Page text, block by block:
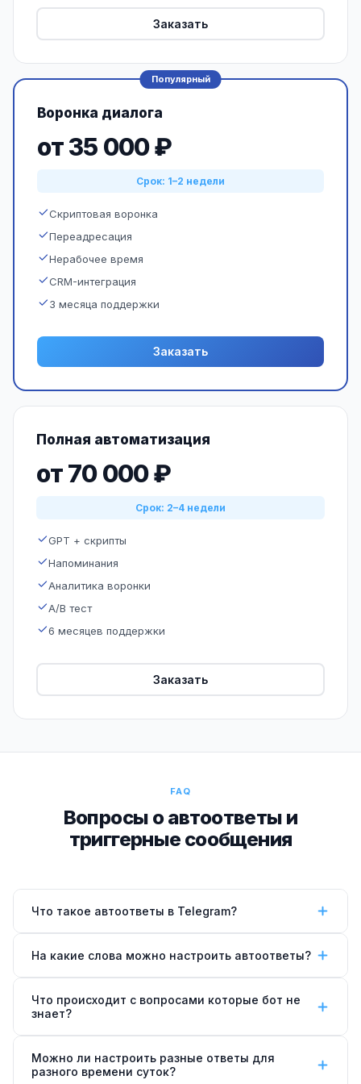
Заказать
Популярный
Воронка диалога
от 35 000 ₽
Срок: 1–2 недели
Скриптовая воронка
Переадресация
Нерабочее время
CRM-интеграция
3 месяца поддержки
Заказать
Полная автоматизация
от 70 000 ₽
Срок: 2–4 недели
GPT + скрипты
Напоминания
Аналитика воронки
A/B тест
6 месяцев поддержки
Заказать
FAQ
Вопросы о автоответы и
триггерные сообщения
Что такое автоответы в Telegram?
при определённых условиях: ключевое слово,
команда /start, запрос в нерабочее время. Клиент
получает ответ мгновенно без участия менеджера.
На какие слова можно настроить автоответы?
«адрес», «работаете ли в выходные» —
Что происходит с вопросами которые бот не
знает?
переключает на менеджера и уведомляет его в
Можно ли настроить разные ответы для
разного времени суток?